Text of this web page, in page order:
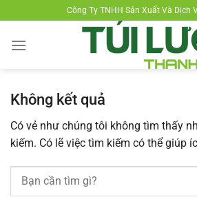
đến
nội
Công Ty TNHH Sản Xuất Và Dịch
Không kết quả
Có vẻ như chúng tôi không tìm thấy
kiếm. Có lẽ việc tìm kiếm có thể giúp